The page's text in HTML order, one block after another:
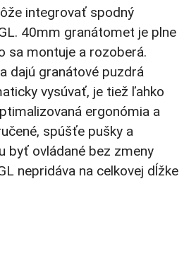
integrovať spodný
40mm granátomet je plne
sa montuje a rozoberá.
dajú granátové puzdrá
vysúvať, je tiež ľahko
ergonómia a
spúšťe pušky a
byť ovládané bez zmeny
nepridáva na celkovej dĺžke